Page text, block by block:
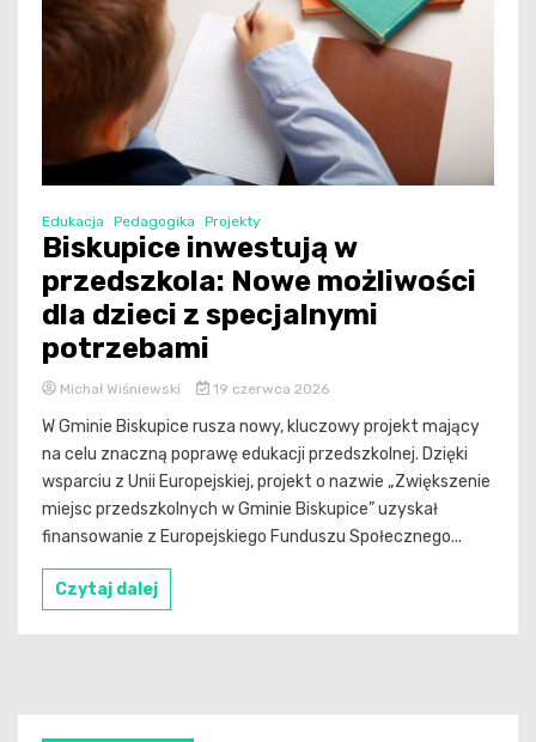
Edukacja Pedagogika Projekty
Biskupice inwestują w
przedszkola: Nowe możliwości
dla dzieci z specjalnymi
potrzebami
Michał Wiśniewski 19 czerwca 2026
W Gminie Biskupice rusza nowy, kluczowy projekt mający
na celu znaczną poprawę edukacji przedszkolnej. Dzięki
wsparciu z Unii Europejskiej, projekt o nazwie „Zwiększenie
miejsc przedszkolnych w Gminie Biskupice” uzyskał
finansowanie z Europejskiego Funduszu Społecznego...
Czytaj dalej